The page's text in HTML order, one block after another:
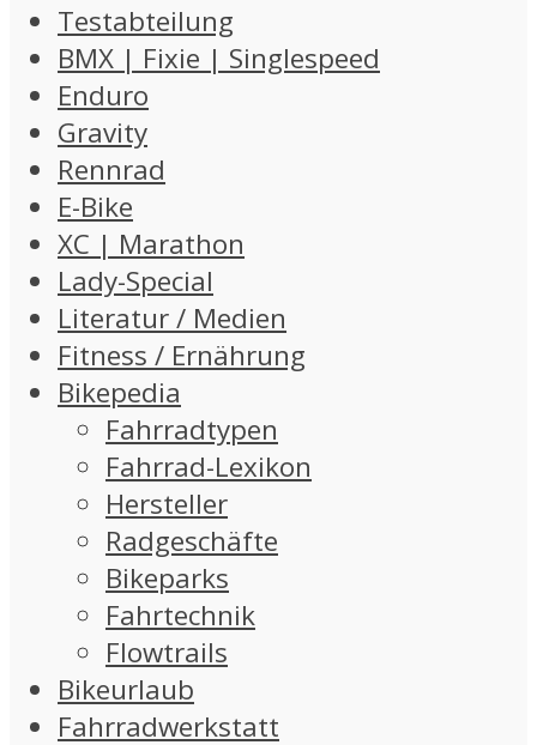
Testabteilung
BMX | Fixie | Singlespeed
Enduro
Gravity
Rennrad
E-Bike
XC | Marathon
Lady-Special
Literatur / Medien
Fitness / Ernährung
Bikepedia
Fahrradtypen
Fahrrad-Lexikon
Hersteller
Radgeschäfte
Bikeparks
Fahrtechnik
Flowtrails
Bikeurlaub
Fahrradwerkstatt